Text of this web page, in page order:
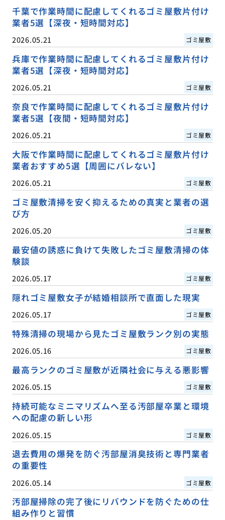
千葉で作業時間に配慮してくれるゴミ屋敷片付け
業者5選【深夜・短時間対応】
2026.05.21 ゴミ屋敷
兵庫で作業時間に配慮してくれるゴミ屋敷片付け
業者5選【深夜・短時間対応】
2026.05.21 ゴミ屋敷
奈良で作業時間に配慮してくれるゴミ屋敷片付け
業者5選【夜間・短時間対応】
2026.05.21 ゴミ屋敷
大阪で作業時間に配慮してくれるゴミ屋敷片付け
業者おすすめ5選【周囲にバレない】
2026.05.21 ゴミ屋敷
ゴミ屋敷清掃を安く抑えるための真実と業者の選
び方
2026.05.20 ゴミ屋敷
最安値の誘惑に負けて失敗したゴミ屋敷清掃の体
験談
2026.05.17 ゴミ屋敷
隠れゴミ屋敷女子が結婚相談所で直面した現実
2026.05.17 ゴミ屋敷
特殊清掃の現場から見たゴミ屋敷ランク別の実態
2026.05.16 ゴミ屋敷
最高ランクのゴミ屋敷が近隣社会に与える悪影響
2026.05.15 ゴミ屋敷
持続可能なミニマリズムへ至る汚部屋卒業と環境
への配慮の新しい形
2026.05.15 ゴミ屋敷
退去費用の爆発を防ぐ汚部屋消臭技術と専門業者
の重要性
2026.05.14 ゴミ屋敷
汚部屋掃除の完了後にリバウンドを防ぐための仕
組み作りと習慣